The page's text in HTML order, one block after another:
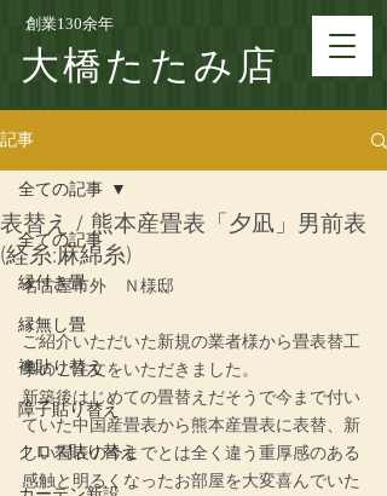
創業130余年
大橋たたみ店
記事
全ての記事
縁付き畳
縁無し畳
襖貼り替え
障子貼り替え
クロス貼り替え
全ての記事
表替え / 熊本産畳表「夕凪」男前表
(経糸:麻綿糸)
名古屋市外　Ｎ様邸
ご紹介いただいた新規の業者様から畳表替工
事のご注文をいただきました。
新築後はじめての畳替えだそうで今まで付い
ていた中国産畳表から熊本産畳表に表替、新
しい畳表の今までとは全く違う重厚感のある
感触と明るくなったお部屋を大変喜んでいた